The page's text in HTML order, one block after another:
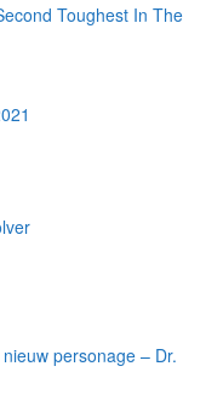
Toughest In The
personage – Dr.